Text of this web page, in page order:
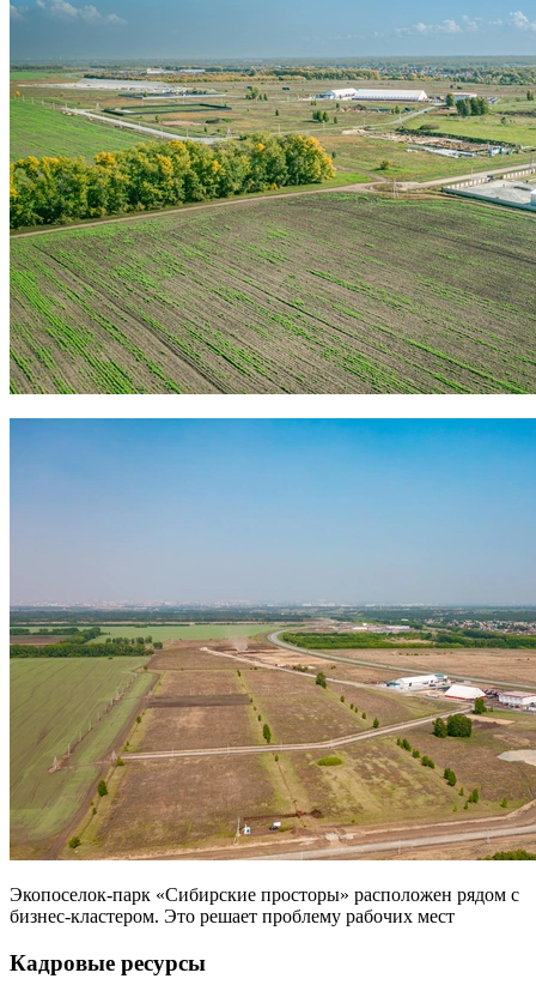
Экопоселок-парк «Сибирские просторы» расположен рядом с
бизнес-кластером. Это решает проблему рабочих мест
Кадровые ресурсы